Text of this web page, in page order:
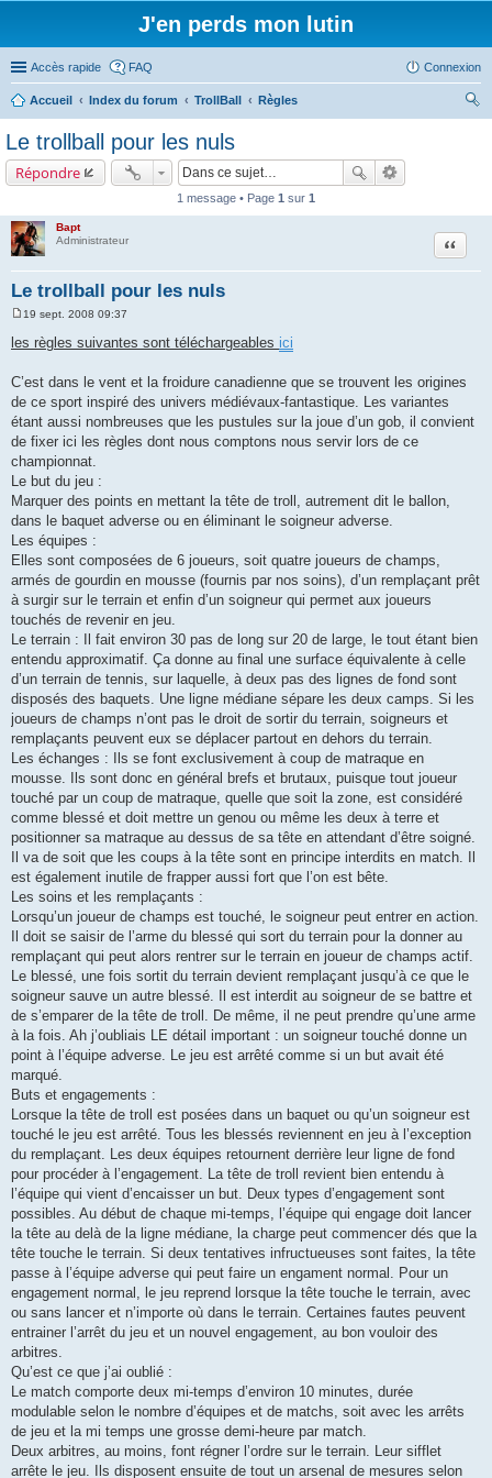
J'en perds mon lutin
Accès rapide FAQ Connexion
Accueil Index du forum TrollBall
Règles
Le trollball pour les nuls
Répondre
1 message • Page 1 sur 1
Bapt
Administrateur
Le trollball pour les nuls
Citation
s
g
e
19 sept. 2008 09:37
les règles suivantes sont téléchargeables ici
C’est dans le vent et la froidure canadienne que se trouvent les origines
de ce sport inspiré des univers médiévaux-fantastique. Les variantes
étant aussi nombreuses que les pustules sur la joue d’un gob, il convient
de fixer ici les règles dont nous comptons nous servir lors de ce
championnat.
Le but du jeu :
Marquer des points en mettant la tête de troll, autrement dit le ballon,
dans le baquet adverse ou en éliminant le soigneur adverse.
Les équipes :
Elles sont composées de 6 joueurs, soit quatre joueurs de champs,
armés de gourdin en mousse (fournis par nos soins), d’un remplaçant prêt
à surgir sur le terrain et enfin d’un soigneur qui permet aux joueurs
touchés de revenir en jeu.
Le terrain : Il fait environ 30 pas de long sur 20 de large, le tout étant bien
entendu approximatif. Ça donne au final une surface équivalente à celle
d’un terrain de tennis, sur laquelle, à deux pas des lignes de fond sont
disposés des baquets. Une ligne médiane sépare les deux camps. Si les
joueurs de champs n’ont pas le droit de sortir du terrain, soigneurs et
remplaçants peuvent eux se déplacer partout en dehors du terrain.
Les échanges : Ils se font exclusivement à coup de matraque en
mousse. Ils sont donc en général brefs et brutaux, puisque tout joueur
touché par un coup de matraque, quelle que soit la zone, est considéré
comme blessé et doit mettre un genou ou même les deux à terre et
positionner sa matraque au dessus de sa tête en attendant d’être soigné.
Il va de soit que les coups à la tête sont en principe interdits en match. Il
est également inutile de frapper aussi fort que l’on est bête.
Les soins et les remplaçants :
Lorsqu’un joueur de champs est touché, le soigneur peut entrer en action.
Il doit se saisir de l’arme du blessé qui sort du terrain pour la donner au
remplaçant qui peut alors rentrer sur le terrain en joueur de champs actif.
Le blessé, une fois sortit du terrain devient remplaçant jusqu’à ce que le
soigneur sauve un autre blessé. Il est interdit au soigneur de se battre et
de s’emparer de la tête de troll. De même, il ne peut prendre qu’une arme
à la fois. Ah j’oubliais LE détail important : un soigneur touché donne un
point à l’équipe adverse. Le jeu est arrêté comme si un but avait été
marqué.
Buts et engagements :
Lorsque la tête de troll est posées dans un baquet ou qu’un soigneur est
touché le jeu est arrêté. Tous les blessés reviennent en jeu à l’exception
du remplaçant. Les deux équipes retournent derrière leur ligne de fond
pour procéder à l’engagement. La tête de troll revient bien entendu à
l’équipe qui vient d’encaisser un but. Deux types d’engagement sont
possibles. Au début de chaque mi-temps, l’équipe qui engage doit lancer
la tête au delà de la ligne médiane, la charge peut commencer dés que la
tête touche le terrain. Si deux tentatives infructueuses sont faites, la tête
passe à l’équipe adverse qui peut faire un engament normal. Pour un
engagement normal, le jeu reprend lorsque la tête touche le terrain, avec
ou sans lancer et n’importe où dans le terrain. Certaines fautes peuvent
entrainer l’arrêt du jeu et un nouvel engagement, au bon vouloir des
arbitres.
Qu’est ce que j’ai oublié :
Le match comporte deux mi-temps d’environ 10 minutes, durée
modulable selon le nombre d’équipes et de matchs, soit avec les arrêts
de jeu et la mi temps une grosse demi-heure par match.
Deux arbitres, au moins, font régner l’ordre sur le terrain. Leur sifflet
arrête le jeu. Ils disposent ensuite de tout un arsenal de mesures selon